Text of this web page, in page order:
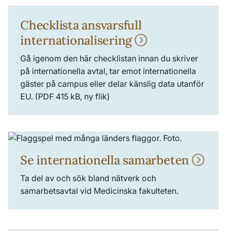
Checklista ansvarsfull
internationalisering
Gå igenom den här checklistan innan du skriver
på internationella avtal, tar emot internationella
gäster på campus eller delar känslig data utanför
EU. (PDF 415 kB, ny flik)
Se internationella samarbeten
Ta del av och sök bland nätverk och
samarbetsavtal vid Medicinska fakulteten.